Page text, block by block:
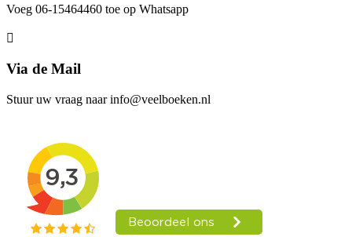
Voeg 06-15464460 toe op Whatsapp
Via de Mail
Stuur uw vraag naar info@veelboeken.nl